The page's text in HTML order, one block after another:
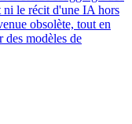
ni le récit d'une IA hors
obsolète, tout en
des modèles de